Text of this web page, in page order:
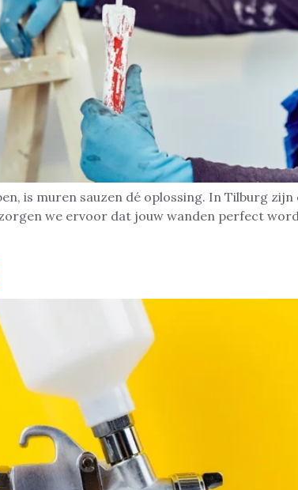
is muren sauzen dé oplossing. In Tilburg
we ervoor dat jouw wanden perfect